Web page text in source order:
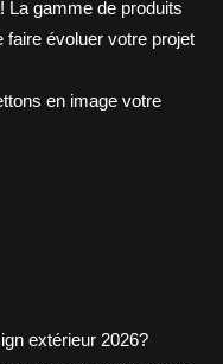
La gamme de produits
évoluer votre projet
en image votre
extérieur 2026?